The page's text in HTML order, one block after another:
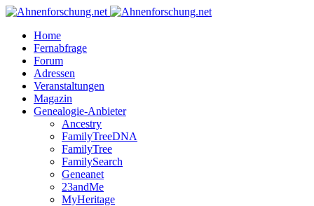
Home
Fernabfrage
Forum
Adressen
Veranstaltungen
Magazin
Genealogie-Anbieter
Ancestry
FamilyTreeDNA
FamilyTree
FamilySearch
Geneanet
23andMe
MyHeritage